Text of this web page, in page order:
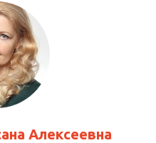
Алексеевна